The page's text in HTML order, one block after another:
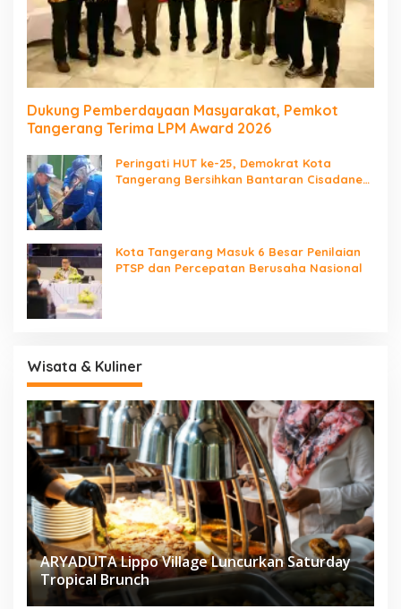
Dukung Pemberdayaan Masyarakat, Pemkot
Tangerang Terima LPM Award 2026
Peringati HUT ke-25, Demokrat Kota
Tangerang Bersihkan Bantaran Cisadane
Kota Tangerang Masuk 6 Besar Penilaian
PTSP dan Percepatan Berusaha Nasional
Wisata & Kuliner
ARYADUTA Lippo Village Luncurkan Saturday
Tropical Brunch